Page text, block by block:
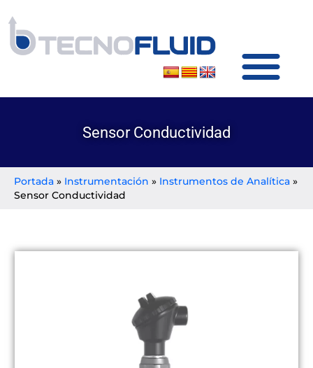
Sensor Conductividad
Portada » Instrumentación » Instrumentos de Analítica »
Sensor Conductividad